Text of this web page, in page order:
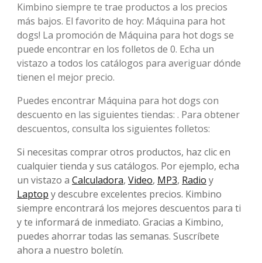
Kimbino siempre te trae productos a los precios
más bajos. El favorito de hoy: Máquina para hot
dogs! La promoción de Máquina para hot dogs se
puede encontrar en los folletos de 0. Echa un
vistazo a todos los catálogos para averiguar dónde
tienen el mejor precio.
Puedes encontrar Máquina para hot dogs con
descuento en las siguientes tiendas: . Para obtener
descuentos, consulta los siguientes folletos:
Si necesitas comprar otros productos, haz clic en
cualquier tienda y sus catálogos. Por ejemplo, echa
un vistazo a Calculadora, Video, MP3, Radio y
Laptop y descubre excelentes precios. Kimbino
siempre encontrará los mejores descuentos para ti
y te informará de inmediato. Gracias a Kimbino,
puedes ahorrar todas las semanas. Suscríbete
ahora a nuestro boletín.